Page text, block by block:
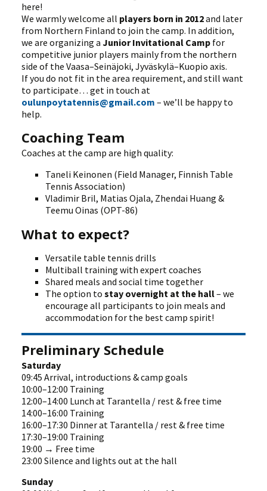
here!
We warmly welcome all players born in 2012and later
from Northern Finland to join the camp. In addition,
we are organizing aJunior Invitational Camp for
competitive junior players mainly from the northern
side of the Vaasa–Seinäjoki, Jyväskylä–Kuopio axis.
If you do not fit in the area requirement, and still want
to participate… get in touch at
oulunpoytatennis@gmail.com – we’ll be happy to
help.
Coaching Team
Coaches at the camp are high quality:
Taneli Keinonen (Field Manager, Finnish Table
Tennis Association)
Vladimir Bril, Matias Ojala, Zhendai Huang &
Teemu Oinas (OPT-86)
What to expect?
Versatile table tennis drills
Multiball training with expert coaches
Shared meals and social time together
The option tostay overnight at the hall– we
encourage all participants to join meals and
accommodation for the best camp spirit!
Preliminary Schedule
Saturday
09:45 Arrival, introductions & camp goals
10:00–12:00 Training
12:00–14:00 Lunch at Tarantella / rest & free time
14:00–16:00 Training
16:00–17:30 Dinner at Tarantella / rest & free time
17:30–19:00 Training
19:00 → Free time
23:00 Silence and lights out at the hall
Sunday